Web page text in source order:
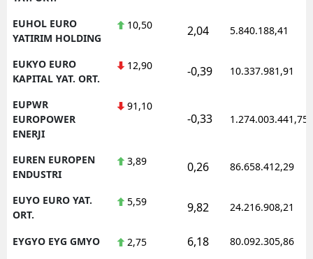
EUHOL EURO
YATIRIM HOLDING
10,50 2,04 5.840.188,41
EUKYO EURO
KAPITAL YAT. ORT.
12,90 -0,39 10.337.981,91
EUPWR
EUROPOWER
ENERJI
91,10
-0,33 1.274.003.441,75
EUREN EUROPEN
ENDUSTRI
3,89 0,26 86.658.412,29
EUYO EURO YAT.
ORT.
5,59 9,82 24.216.908,21
EYGYO EYG GMYO 2,75 6,18 80.092.305,86